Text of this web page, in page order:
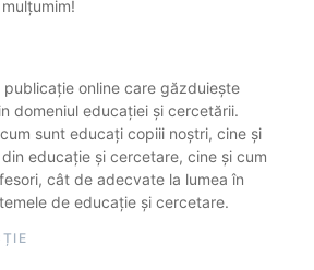
publicație online care găzduiește
domeniul educației și cercetării.
sunt educați copiii noștri, cine și
educație și cercetare, cine și cum
cât de adecvate la lumea în
de educație și cercetare.